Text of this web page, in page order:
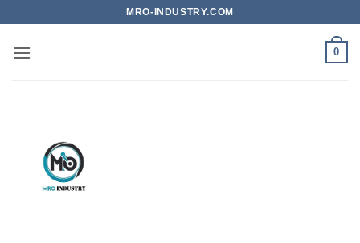
nội
MRO-INDUSTRY.COM
0